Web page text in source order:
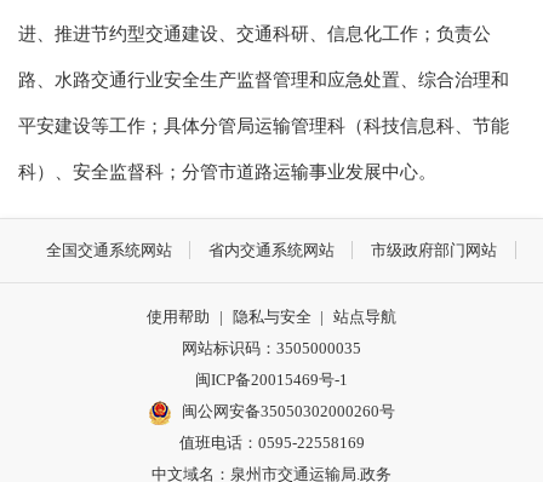
进、推进节约型交通建设、交通科研、信息化工作；负责公
路、水路交通行业安全生产监督管理和应急处置、综合治理和
平安建设等工作；具体分管局运输管理科（科技信息科、节能
科）、安全监督科；分管市道路运输事业发展中心。
全国交通系统网站 省内交通系统网站 市级政府部门网站
使用帮助 | 隐私与安全 | 站点导航
网站标识码：3505000035
闽ICP备20015469号-1
闽公网安备35050302000260号
值班电话：0595-22558169
中文域名：泉州市交通运输局.政务